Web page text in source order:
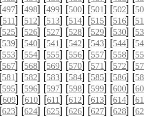
[497] [498] [499] [500] [501] [502] [
[511] [512] [513] [514] [515] [516] [
[525] [526] [527] [528] [529] [530] [
[539] [540] [541] [542] [543] [544] [
[553] [554] [555] [556] [557] [558] [
[567] [568] [569] [570] [571] [572] [
[581] [582] [583] [584] [585] [586] [
[595] [596] [597] [598] [599] [600] [
[609] [610] [611] [612] [613] [614] [
[623] [624] [625] [626] [627] [628] [